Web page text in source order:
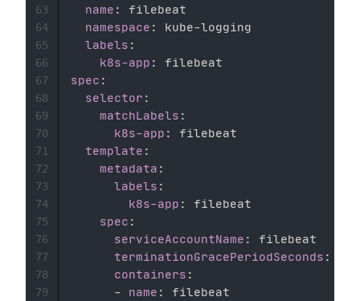
name :
filebeat
namespace : kube-logging
labels :
k8s-app :
spec :
selector :
matchLabels :
k8s-app :
filebeat
template :
metadata :
labels :
k8s-app :
filebeat
spec :
serviceAccountName :
filebeat
terminationGracePeriodSeconds :
containers :
-
name :
filebeat
63
64
65
66
67
68
69
70
71
72
73
74
75
76
77
78
79